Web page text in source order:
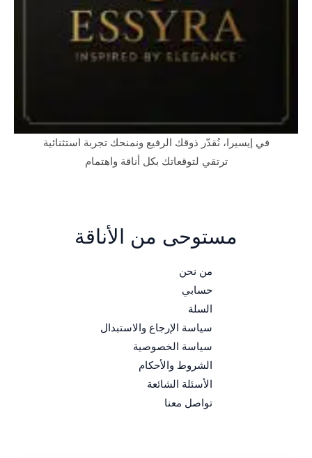
في إيسيرا، نُقدّر ذوقك الرفيع ونمنحك تجربة استثنائية
ترتقي لتوقعاتك بكل أناقة واهتمام
مستوحى من الأناقة
من نحن
حسابي
السلة
سياسة الإرجاع والاستبدال
سياسة الخصوصية
الشروط والأحكام
الأسئلة الشائعة
تواصل معنا